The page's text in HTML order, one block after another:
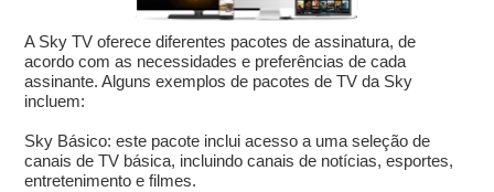
A Sky TV oferece diferentes pacotes de assinatura, de
acordo com as necessidades e preferências de cada
assinante. Alguns exemplos de pacotes de TV da Sky
incluem:
Sky Básico: este pacote inclui acesso a uma seleção de
canais de TV básica, incluindo canais de notícias, esportes,
entretenimento e filmes.